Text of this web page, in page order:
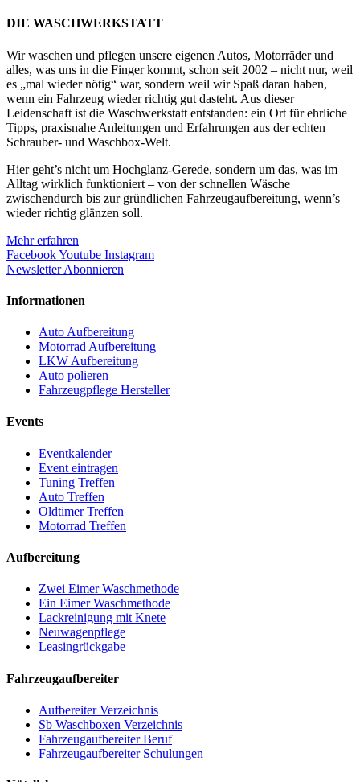
DIE WASCHWERKSTATT
Wir waschen und pflegen unsere eigenen Autos, Motorräder und
alles, was uns in die Finger kommt, schon seit 2002 – nicht nur, weil
es „mal wieder nötig“ war, sondern weil wir Spaß daran haben,
wenn ein Fahrzeug wieder richtig gut dasteht. Aus dieser
Leidenschaft ist die Waschwerkstatt entstanden: ein Ort für ehrliche
Tipps, praxisnahe Anleitungen und Erfahrungen aus der echten
Schrauber- und Waschbox-Welt.
Hier geht’s nicht um Hochglanz-Gerede, sondern um das, was im
Alltag wirklich funktioniert – von der schnellen Wäsche
zwischendurch bis zur gründlichen Fahrzeugaufbereitung, wenn’s
wieder richtig glänzen soll.
Mehr erfahren
FacebookYoutube Instagram
Newsletter Abonnieren
Informationen
Auto Aufbereitung
Motorrad Aufbereitung
LKW Aufbereitung
Auto polieren
Fahrzeugpflege Hersteller
Events
Eventkalender
Event eintragen
Tuning Treffen
Auto Treffen
Oldtimer Treffen
Motorrad Treffen
Aufbereitung
Zwei Eimer Waschmethode
Ein Eimer Waschmethode
Lackreinigung mit Knete
Neuwagenpflege
Leasingrückgabe
Fahrzeugaufbereiter
Aufbereiter Verzeichnis
Sb Waschboxen Verzeichnis
Fahrzeugaufbereiter Beruf
Fahrzeugaufbereiter Schulungen